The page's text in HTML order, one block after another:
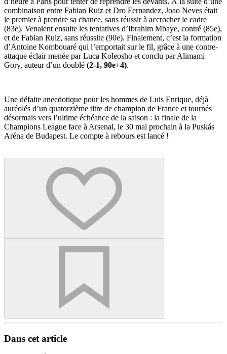
combinaison entre Fabian Ruiz et Dro Fernandez, Joao Neves était
le premier à prendre sa chance, sans réussir à accrocher le cadre
(83e). Venaient ensuite les tentatives d’Ibrahim Mbaye, contré (85e),
et de Fabian Ruiz, sans réussite (90e). Finalement, c’est la formation
d’Antoine Kombouaré qui l’emportait sur le fil, grâce à une contre-
attaque éclair menée par Luca Koleosho et conclu par Alimami
Gory, auteur d’un doublé (2-1, 90e+4).
Une défaite anecdotique pour les hommes de Luis Enrique, déjà
auréolés d’un quatorzième titre de champion de France et tournés
désormais vers l’ultime échéance de la saison : la finale de la
Champions League face à Arsenal, le 30 mai prochain à la Puskás
Aréna de Budapest. Le compte à rebours est lancé !
Dans cet article